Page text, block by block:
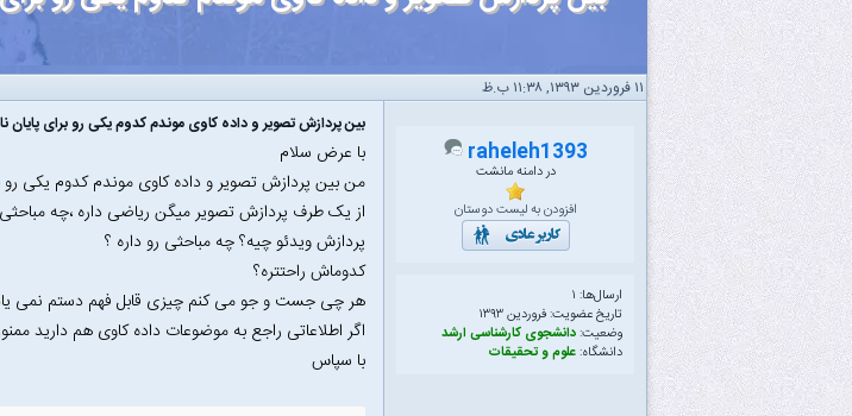
۱۱ فروردین ۱۳۹۳, ۱۱:۳۸ ب.ظ
raheleh1393
در دامنه مانشت
افزودن به لیست دوستان
ارسال‌ها: ۱
تاریخ عضویت: فروردین ۱۳۹۳
وضعیت:دانشجوی کارشناسی ارشد
دانشگاه:علوم و تحقیقات
بین پردازش تصویر و داده کاوی موندم کدوم یکی رو برای پایان
با عرض سلام
من بین پردازش تصویر و داده کاوی موندم کدوم یکی رو
از یک طرف پردازش تصویر میگن ریاضی داره ،چه
پردازش ویدئو چیه؟ چه مباحثی رو داره ؟
کدوماش راحتتره؟
هر چی جست و جو می کنم چیزی قابل فهم دستم نمی
اگر اطلاعاتی راجع به موضوعات داده کاوی هم دارید
با سپاس